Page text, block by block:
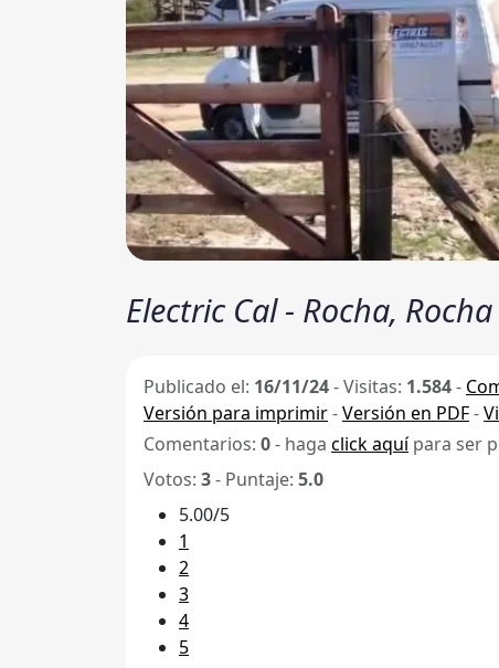
Electric Cal - Rocha, Rocha
Publicado el: 16/11/24-Visitas: 1.584-
Versión para imprimir-Versión en PDF-
Comentarios: 0- haga click aquípara ser
Votos: 3- Puntaje: 5.0
5.00/5
1
2
3
4
5